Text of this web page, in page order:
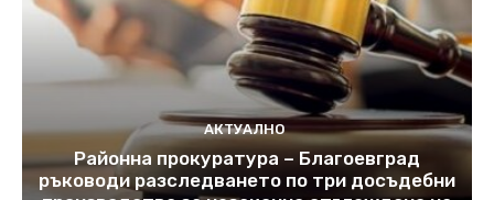
АКТУАЛНО
Районна прокуратура – Благоевград
ръководи разследването по три досъдебни